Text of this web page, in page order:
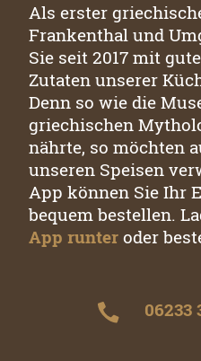
Als erster
Frankenthal und
Sie seit 2017 mit
Zutaten unserer
Denn so wie die
griechischen
nährte, so möchten
unseren Speisen
App können Sie Ihr
bequem bestellen.
App runter oder
06233